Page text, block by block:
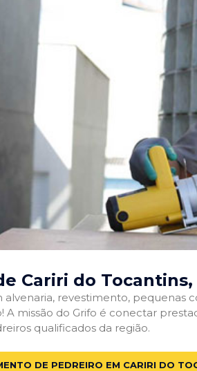
Cariri do Tocantins,
alvenaria, revestimento, pequenas
missão do Grifo é conectar
qualificados da região.
DE PEDREIRO EM CARIRI DO